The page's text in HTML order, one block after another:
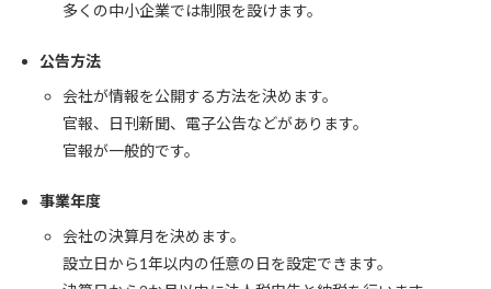
多くの中小企業では制限を設けます。
公告方法
会社が情報を公開する方法を決めます。
官報、日刊新聞、電子公告などがあります。
官報が一般的です。
事業年度
会社の決算月を決めます。
設立日から1年以内の任意の日を設定できます。